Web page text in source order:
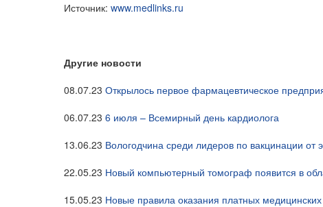
Источник: www.medlinks.ru
Другие новости
08.07.23 Открылось первое фармацевтическое
06.07.23 6 июля – Всемирный день кардиолога
13.06.23 Вологодчина среди лидеров по вакцинации от
22.05.23 Новый компьютерный томограф появится в
15.05.23 Новые правила оказания платных медицинских